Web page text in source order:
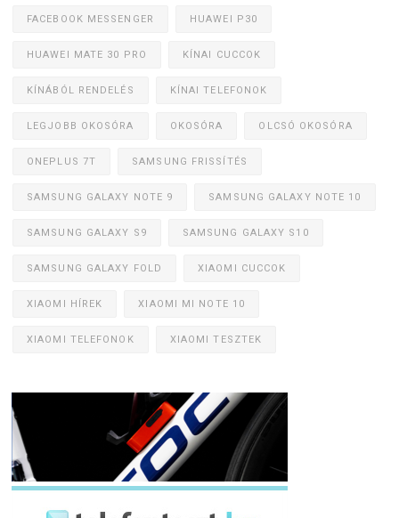
FACEBOOK MESSENGER HUAWEI P30
HUAWEI MATE 30 PRO KÍNAI CUCCOK
KÍNÁBÓL RENDELÉS KÍNAI TELEFONOK
LEGJOBB OKOSÓRA OKOSÓRA OLCSÓ OKOSÓRA
ONEPLUS 7T SAMSUNG FRISSÍTÉS
SAMSUNG GALAXY NOTE 9 SAMSUNG GALAXY NOTE 10
SAMSUNG GALAXY S9 SAMSUNG GALAXY S10
SAMSUNG GALAXY FOLD XIAOMI CUCCOK
XIAOMI HÍREK XIAOMI MI NOTE 10
XIAOMI TELEFONOK XIAOMI TESZTEK